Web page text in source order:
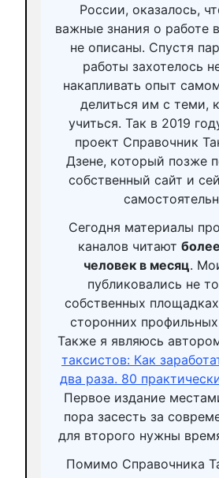
России, оказалось,
важные знания о работе
не описаны. Спустя
работы захотелось
накапливать опыт
делиться им с теми,
учиться. Так в 2019
проект Справочник
Дзене, который позже
собственный сайт и
Сегодня материалы
каналов читают
человек в месяц.
публиковались не
собственных
сторонних
Также я являюсь
таксистов: Как
два раза. 80
Первое издание
пора засесть за
для второго нужны
Помимо Справочника